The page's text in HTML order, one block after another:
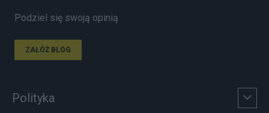
Podziel się swoją opinią
ZAŁÓŻ BLOG
Polityka